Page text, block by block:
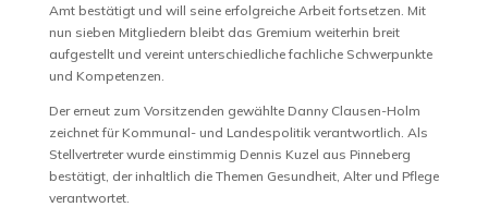
Amt bestätigt und will seine erfolgreiche Arbeit fortsetzen. Mit
nun sieben Mitgliedern bleibt das Gremium weiterhin breit
aufgestellt und vereint unterschiedliche fachliche Schwerpunkte
und Kompetenzen.
Der erneut zum Vorsitzenden gewählte Danny Clausen-Holm
zeichnet für Kommunal- und Landespolitik verantwortlich. Als
Stellvertreter wurde einstimmig Dennis Kuzel aus Pinneberg
bestätigt, der inhaltlich die Themen Gesundheit, Alter und Pflege
verantwortet.